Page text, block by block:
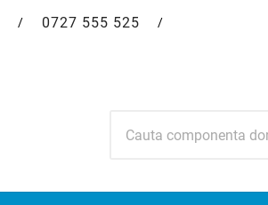
/ 0727 555 525 /